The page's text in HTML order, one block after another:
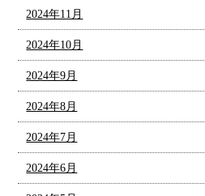
2024年11月
2024年10月
2024年9月
2024年8月
2024年7月
2024年6月